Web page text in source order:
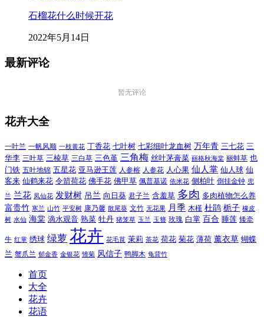
石榴花什么时候开花
2022年5月14日
最新评论
暂无评论
花卉大全
一叶兰 一帆风顺 一枝黄花 丁香花 七叶树 七彩细叶龙血树 万年青 三七花 三
华李 三叶草 三棱草 三白草 三色堇 三角梅 丝叶茅膏菜 丽格秋海棠 丽蚌草 也
门铁 五叶地锦 五星花 亚马逊王莲 人参榕 人参花 人心果 仙人掌 仙人球 仙
客来 仙鹤来花 令箭荷花 佛手花 佛甲草 佩普基诺 依米花 侧柏叶 倒挂金钟 兜
兰 兰花 凤仙花 发财树 吊兰 向日葵 君子兰 含羞草 多肉 多肉植物怎么养
富贵竹 寒兰 山竹 平安树 康乃馨 散尾葵 文竹 无花果 月季 木槿 杜鹃 栀子 橡皮
树 水仙 海棠 滴水观音 熟菜 牡丹 猪笼草 玉兰 玉簪 玫瑰 白掌 百合 睡莲 矮牵
牛 红掌 绣球 绿萝 花卉 花毛茛 茉莉 茶花 荷花 菊花 薄荷 薰衣草 蝴蝶
兰 蟹爪兰 郁金香 金银花 雏菊 风信子 鸭脚木 龟背竹
首页
大全
花卉
花语